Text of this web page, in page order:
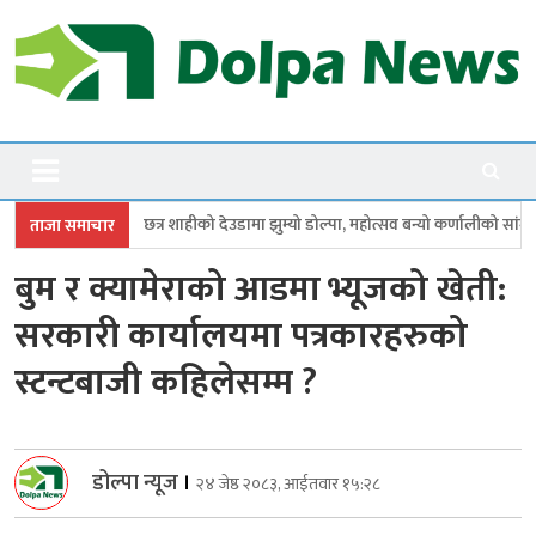
to
content
Dolpanews
ताजा समाचार
देउडामा झुम्यो डोल्पा, महोत्सव बन्यो कर्णालीको सांगीतिक उत्सव
बुम र क्यामेराको आडमा भ्यूजको खेती:
सरकारी कार्यालयमा पत्रकारहरुको
स्टन्टबाजी कहिलेसम्म ?
डोल्पा न्यूज । २४ जेष्ठ २०८३, आईतवार १५:२८